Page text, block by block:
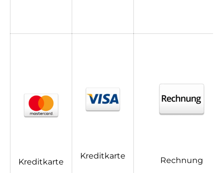
Kreditkarte
Kreditkarte Rechnung